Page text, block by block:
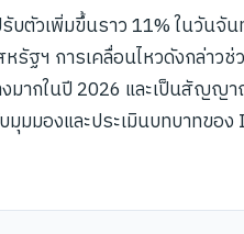
ตัวเพิ่มขึ้นราว 11% ในวันจัน
รัฐฯ การเคลื่อนไหวดังกล่าวช่
มากในปี 2026 และเป็นสัญญ
มุมมองและประเมินบทบาทขอ